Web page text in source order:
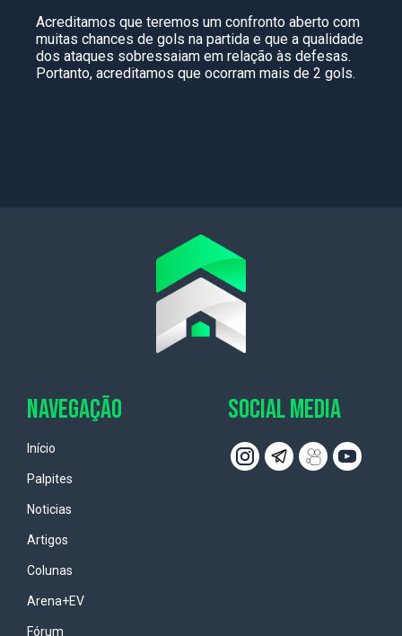
Acreditamos que teremos um confronto aberto com
muitas chances de gols na partida e que a qualidade
dos ataques sobressaiam em relação às defesas.
Portanto, acreditamos que ocorram mais de 2 gols.
NAVEGAÇÃO
Início
Palpites
Noticias
Artigos
Colunas
Arena+EV
Fórum
SOCIAL MEDIA